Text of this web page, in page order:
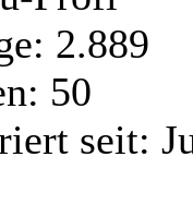
2.889
50
seit: